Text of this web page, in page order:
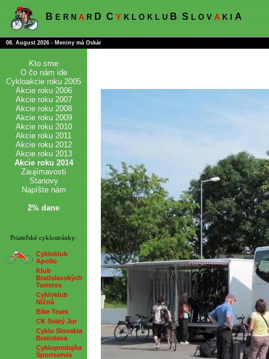
B E R N A R D C Y K L O K L U B S L O V A K I A
08. August 2026 - Meniny má Oskár
Kto sme
O čo nám ide
Cykloakcie roku 2005
Akcie roku 2006
Akcie roku 2007
Akcie roku 2008
Akcie roku 2009
Akcie roku 2010
Akcie roku 2011
Akcie roku 2012
Akcie roku 2013
Akcie roku 2014
Zaujímavosti
Stanovy
Napíšte nám
2% dane
Priateľské cyklostránky:
Cykloklub
Apollo
Klub
Bratislavských
Turistov
Cykloklub
Nižná
Bike Team
CK Svätý Jur
Cyklo Slovakia
Bratislava
Cyklopredajňa
Športservis